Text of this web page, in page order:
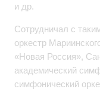
и др.
Сотрудничал с
оркестр
«Новая Россия»,
академический
симфонический